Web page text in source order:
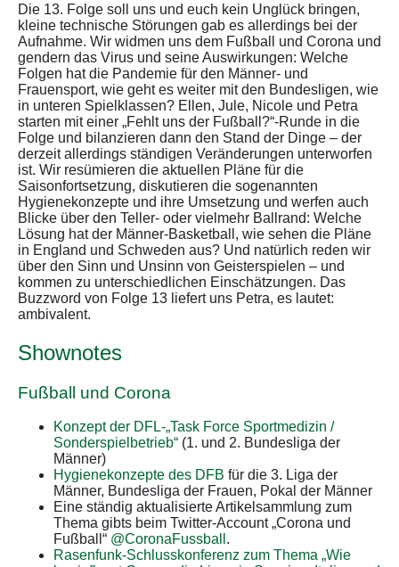
Die 13. Folge soll uns und euch kein Unglück bringen,
kleine technische Störungen gab es allerdings bei der
Aufnahme. Wir widmen uns dem Fußball und Corona und
gendern das Virus und seine Auswirkungen: Welche
Folgen hat die Pandemie für den Männer- und
Frauensport, wie geht es weiter mit den Bundesligen, wie
in unteren Spielklassen? Ellen, Jule, Nicole und Petra
starten mit einer „Fehlt uns der Fußball?“-Runde in die
Folge und bilanzieren dann den Stand der Dinge – der
derzeit allerdings ständigen Veränderungen unterworfen
ist. Wir resümieren die aktuellen Pläne für die
Saisonfortsetzung, diskutieren die sogenannten
Hygienekonzepte und ihre Umsetzung und werfen auch
Blicke über den Teller- oder vielmehr Ballrand: Welche
Lösung hat der Männer-Basketball, wie sehen die Pläne
in England und Schweden aus? Und natürlich reden wir
über den Sinn und Unsinn von Geisterspielen – und
kommen zu unterschiedlichen Einschätzungen. Das
Buzzword von Folge 13 liefert uns Petra, es lautet:
ambivalent.
Shownotes
Fußball und Corona
Konzept der DFL-„Task Force Sportmedizin /
Sonderspielbetrieb“ (1. und 2. Bundesliga der
Männer)
Hygienekonzepte des DFB für die 3. Liga der
Männer, Bundesliga der Frauen, Pokal der Männer
Eine ständig aktualisierte Artikelsammlung zum
Thema gibts beim Twitter-Account „Corona und
Fußball“ @CoronaFussball .
Rasenfunk-Schlusskonferenz zum Thema „Wie